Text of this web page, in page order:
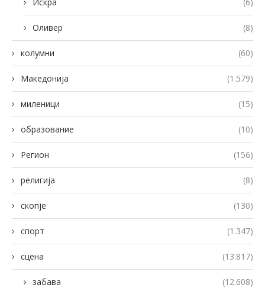
Оливер (8)
колумни (60)
Македонија (1.579)
миленици (15)
образование (10)
Регион (156)
религија (8)
скопје (130)
спорт (1.347)
сцена (13.817)
забава (12.608)